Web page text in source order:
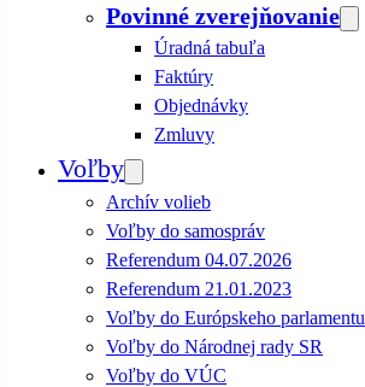
Povinné zverejňovanie
Úradná tabuľa
Faktúry
Objednávky
Zmluvy
Voľby
Archív volieb
Voľby do samospráv
Referendum 04.07.2026
Referendum 21.01.2023
Voľby do Európskeho parlamentu
Voľby do Národnej rady SR
Voľby do VÚC